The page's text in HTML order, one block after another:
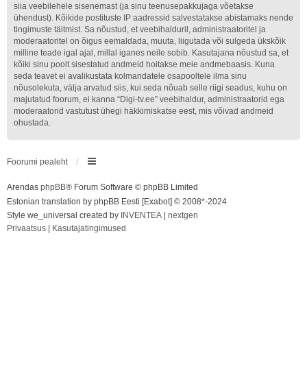
siia veebilehele sisenemast (ja sinu teenusepakkujaga võetakse
ühendust). Kõikide postituste IP aadressid salvestatakse abistamaks nende
tingimuste täitmist. Sa nõustud, et veebihalduril, administraatoritel ja
moderaatoritel on õigus eemaldada, muuta, liigutada või sulgeda ükskõik
milline teade igal ajal, millal iganes neile sobib. Kasutajana nõustud sa, et
kõiki sinu poolt sisestatud andmeid hoitakse meie andmebaasis. Kuna
seda teavet ei avalikustata kolmandatele osapooltele ilma sinu
nõusolekuta, välja arvatud siis, kui seda nõuab selle riigi seadus, kuhu on
majutatud foorum, ei kanna “Digi-tv.ee” veebihaldur, administraatorid ega
moderaatorid vastutust ühegi häkkimiskatse eest, mis võivad andmeid
ohustada.
Foorumi pealeht
Arendas phpBB® Forum Software © phpBB Limited
Estonian translation by phpBB Eesti [Exabot] © 2008*-2024
Style we_universal created by INVENTEA
nextgen
Privaatsus
Kasutajatingimused